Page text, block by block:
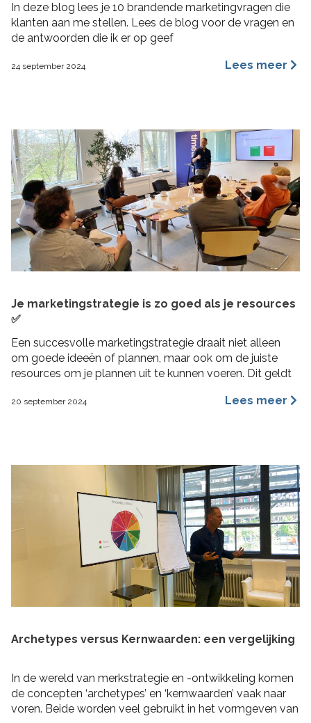
In deze blog lees je 10 brandende marketingvragen die
klanten aan me stellen. Lees de blog voor de vragen en
de antwoorden die ik er op geef
24 september 2024 Lees meer
Je marketingstrategie is zo goed als je resources
✅
Een succesvolle marketingstrategie draait niet alleen
om goede ideeën of plannen, maar ook om de juiste
resources om je plannen uit te kunnen voeren. Dit geldt
kunnen zijn en efficiëntie cruciaal is. In deze blogpost 4
intern maken dat je dit gaat waarmaken!
20 september 2024 Lees meer
Archetypes versus Kernwaarden: een vergelijking
In de wereld van merkstrategie en -ontwikkeling komen
de concepten ‘archetypes’ en ‘kernwaarden’ vaak naar
voren. Beide worden veel gebruikt in het vormgeven van